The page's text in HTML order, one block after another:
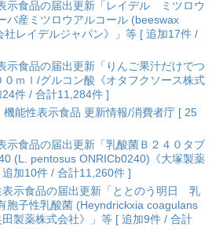
示食品の届出更新「レイデル ミツロウ
産ミツロウアルコール (beeswax
社レイデルジャパン》」等 [ 追加17件 /
示食品の届出更新「りんご果汁だけでつ
０ｍｌ/グルコン酸《オタフクソース株式
件 / 合計11,284件 ]
能性表示食品 更新情報/消費者庁 [ 25
示食品の届出更新「乳酸菌Ｂ２４０タブ
(L. pentosus ONRICb0240)《大塚製薬
加10件 / 合計11,260件 ]
表示食品の届出更新「ととのう明日 乳
子性乳酸菌 (Heyndrickxia coagulans
製薬株式会社》」等 [ 追加9件 / 合計